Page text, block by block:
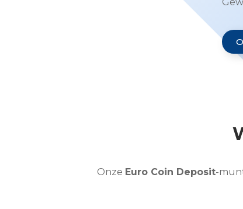
Onze Euro Coin Deposit-